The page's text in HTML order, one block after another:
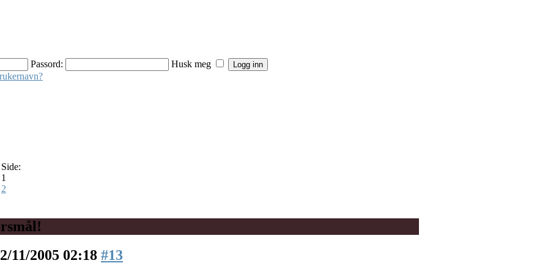
Passord:
Husk meg
Side:
1
2
11/2005 02:18 #13